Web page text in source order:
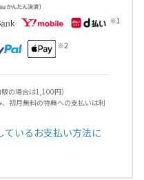
の場合は1,100円）
初月無料の特典への支払いは利
ているお支払い方法に